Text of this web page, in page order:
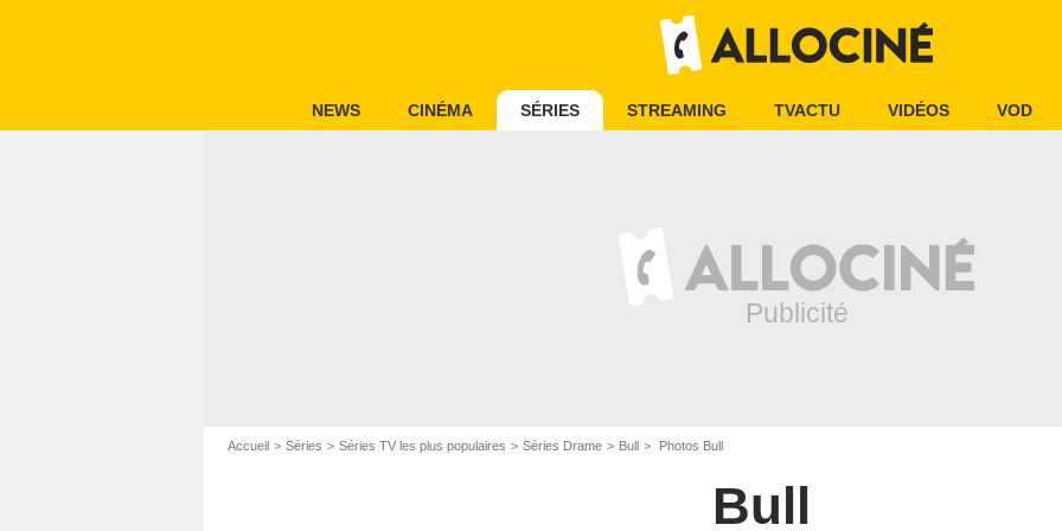
NEWS CINÉMA SÉRIES STREAMING TVACTU VIDÉOS VOD
Accueil Séries Séries TV les plus populaires Séries Drame Bull Photos Bull
Bull